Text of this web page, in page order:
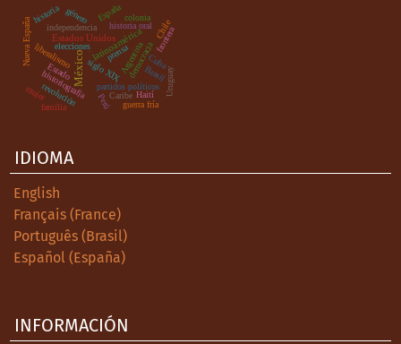
México
Estados Unidoslatinoamérica
siglo XIXArgentina
partidos políticos
democracia
elecciones
historiografía
historia oral
independencia
liberalismo
Caribe
revolución
Estado
género colonia
España
Cuba
Uruguay
prensa
Chile
historia
mujer
Brasil
frontera
Haití
.
Nueva España
Perú
familia guerra fría
IDIOMA
English
Français (France)
Português (Brasil)
Español (España)
INFORMACIÓN